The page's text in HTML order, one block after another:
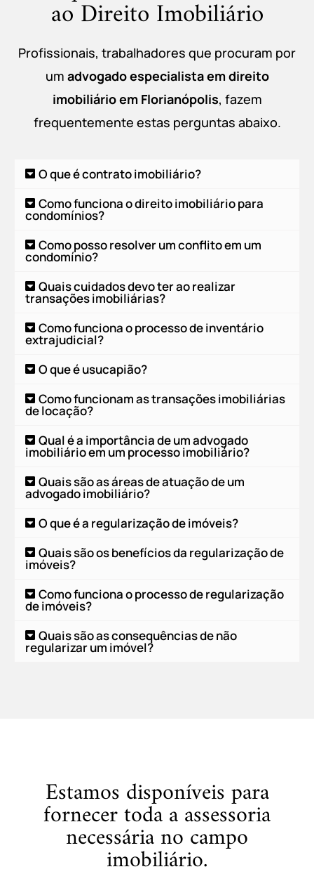
ao Direito Imobiliário
Profissionais, trabalhadores que procuram por
um advogado especialista em direito
imobiliário em Florianópolis, fazem
frequentemente estas perguntas abaixo.
O que é contrato imobiliário?
Como funciona o direito imobiliário para
condomínios?
Como posso resolver um conflito em um
condomínio?
Quais cuidados devo ter ao realizar
transações imobiliárias?
Como funciona o processo de inventário
extrajudicial?
O que é usucapião?
Como funcionam as transações imobiliárias
de locação?
Qual é a importância de um advogado
imobiliário em um processo imobiliário?
Quais são as áreas de atuação de um
advogado imobiliário?
O que é a regularização de imóveis?
Quais são os benefícios da regularização de
imóveis?
Como funciona o processo de regularização
de imóveis?
Quais são as consequências de não
regularizar um imóvel?
Estamos disponíveis para
fornecer toda a assessoria
necessária no campo
imobiliário.